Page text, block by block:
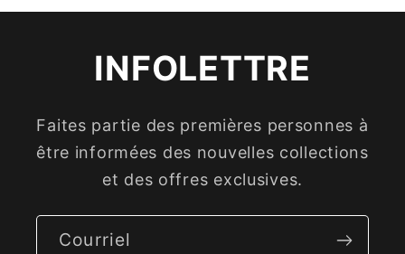
INFOLETTRE
Faites partie des premières personnes à
être informées des nouvelles collections
et des offres exclusives.
Courriel